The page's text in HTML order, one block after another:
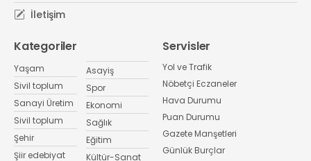
İletişim
Kategoriler
Yaşam
Sivil toplum
Sanayi Üretim
Sivil toplum
Şehir
Şiir edebiyat
Asayiş
Spor
Ekonomi
Sağlık
Eğitim
Kültür-Sanat
Servisler
Yol ve Trafik
Nöbetçi Eczaneler
Hava Durumu
Puan Durumu
Gazete Manşetleri
Günlük Burçlar